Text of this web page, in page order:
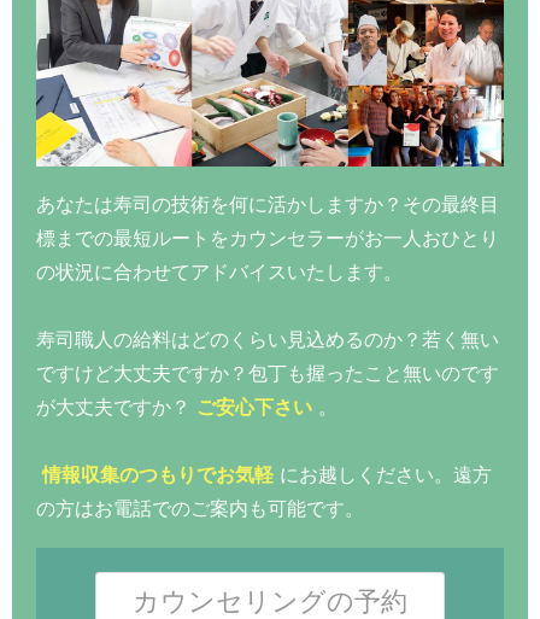
あなたは寿司の技術を何に活かしますか？その最終目
標までの最短ルートをカウンセラーがお一人おひとり
の状況に合わせてアドバイスいたします。
寿司職人の給料はどのくらい見込めるのか？若く無い
ですけど大丈夫ですか？包丁も握ったこと無いのです
が大丈夫ですか？
ご安心下さい 。
情報収集のつもりでお気軽 にお越しください。遠方
の方はお電話でのご案内も可能です。
カウンセリングの予約